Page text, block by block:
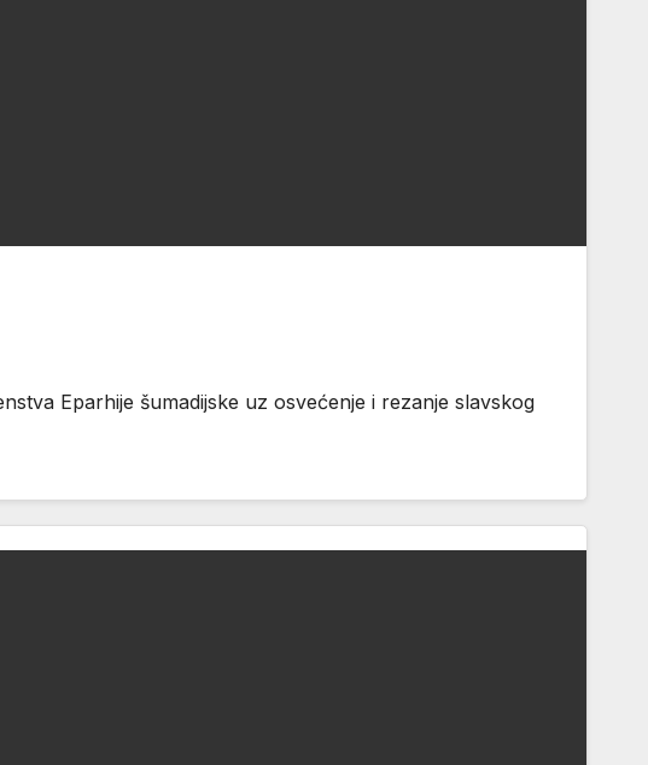
Eparhije šumadijske uz osvećenje i rezanje slavskog